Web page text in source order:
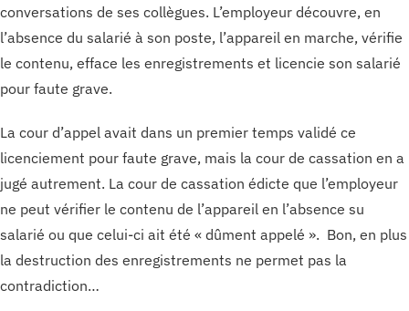
conversations de ses collègues. L’employeur découvre, en
l’absence du salarié à son poste, l’appareil en marche, vérifie
le contenu, efface les enregistrements et licencie son salarié
pour faute grave.
La cour d’appel avait dans un premier temps validé ce
licenciement pour faute grave, mais la cour de cassation en a
jugé autrement. La cour de cassation édicte que l’employeur
ne peut vérifier le contenu de l’appareil en l’absence su
salarié ou que celui-ci ait été « dûment appelé ». Bon, en plus
la destruction des enregistrements ne permet pas la
contradiction…